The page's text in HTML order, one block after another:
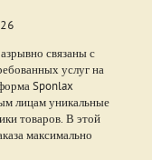
связаны с
услуг на
Sponlax
лицам уникальные
товаров. В этой
максимально